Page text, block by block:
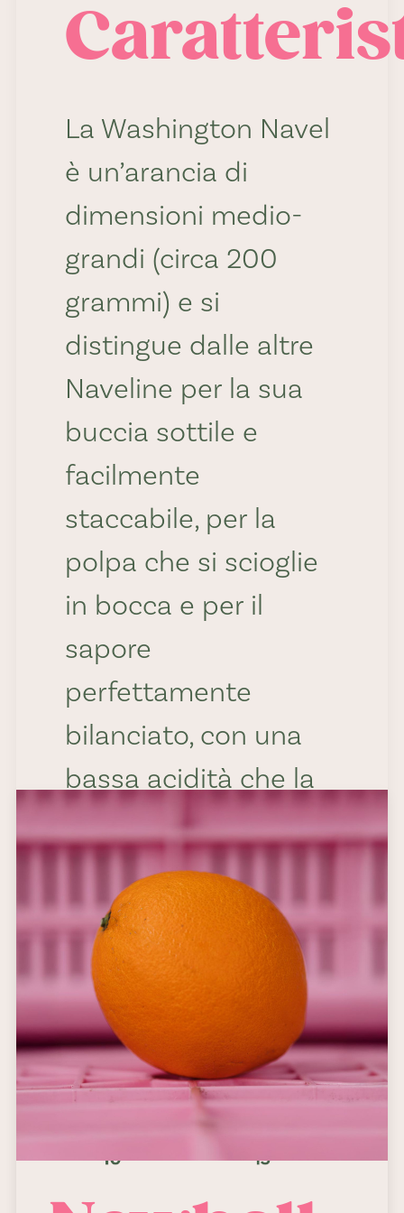
La Washington Navel
è un’arancia di
dimensioni medio-
grandi (circa 200
grammi) e si
distingue dalle altre
Naveline per la sua
buccia sottile e
facilmente
staccabile, per la
polpa che si scioglie
in bocca e per il
sapore
perfettamente
bilanciato, con una
bassa acidità che la
rende estremamente
digeribile.
Dolcezza:
10 - 15